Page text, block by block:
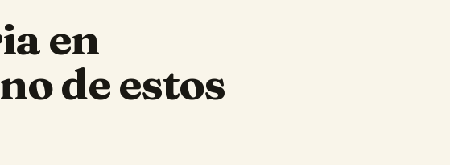
en
de estos